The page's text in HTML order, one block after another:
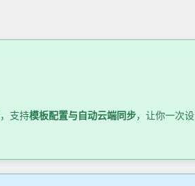
支持模板配置与自动云端同步，让你一次设